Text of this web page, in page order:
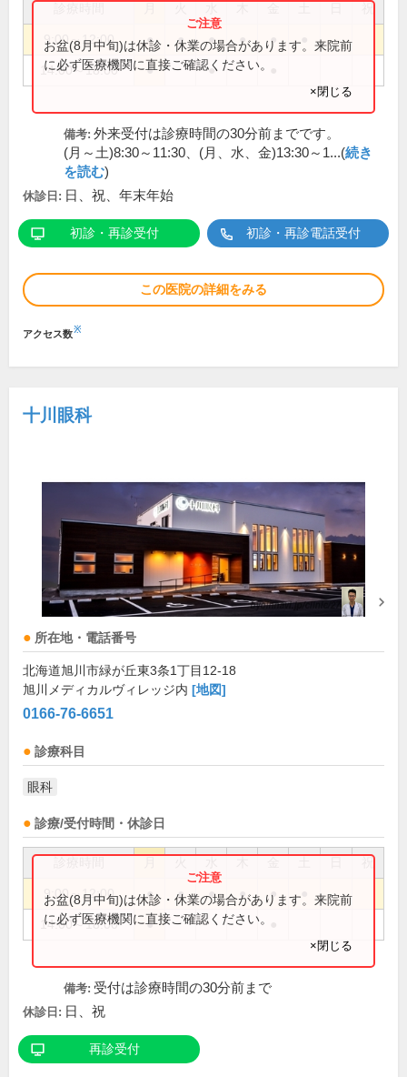
祝
9:00～12:00 ● ● ● ● ●
14:00～18:00 ● ●
お盆(8月中旬)は休診・休業の場合があります。来院前
に必ず医療機関に直接ご確認ください。
×閉じる
備考: 外来受付は診療時間の30分前までです。
(月～土)8:30～11:30、(月、水、金)13:30～1...(続き
を読む)
休診日: 日、祝、年末年始
初診・再診受付 初診・再診電話受付
この医院の詳細をみる
アクセス数※
十川眼科
所在地・電話番号
北海道旭川市緑が丘東3条1丁目12-18
旭川メディカルヴィレッジ内 [地図]
0166-76-6651
診療科目
眼科
診療/受付時間・休診日
祝
9:00～12:00 ● ● ● ● ●
14:00～18:00 ●
お盆(8月中旬)は休診・休業の場合があります。来院前
に必ず医療機関に直接ご確認ください。
×閉じる
備考: 受付は診療時間の30分前まで
休診日: 日、祝
再診受付